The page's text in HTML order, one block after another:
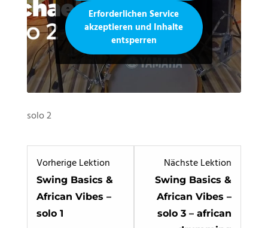
Erforderlichen Service
akzeptieren und Inhalte
entsperren
solo 2
Vorherige Lektion
Swing Basics &
African Vibes –
solo 1
Nächste Lektion
Swing Basics &
African Vibes –
solo 3 – african
Lesson
9
within
section